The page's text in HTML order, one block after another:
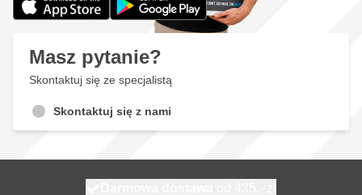
Masz pytanie?
Skontaktuj się ze specjalistą
Skontaktuj się z nami